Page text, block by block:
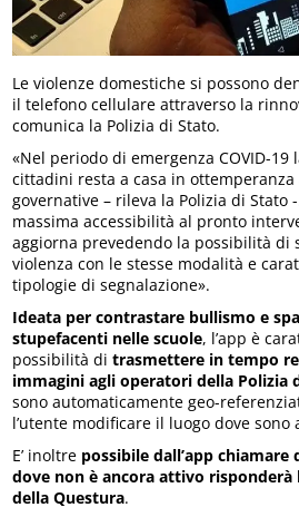
Le violenze domestiche si possono
il telefono cellulare attraverso la
comunica la Polizia di Stato.
«Nel periodo di emergenza COVID-
cittadini resta a casa in
governative – rileva la Polizia di Stato
massima accessibilità al pronto
aggiorna prevedendo la possibilità di
violenza con le stesse modalità e
tipologie di segnalazione».
Ideata per contrastare bullismo e
stupefacenti nelle scuole, l’app è
possibilità ditrasmettere in tempo
immagini agli operatori della Polizia
sono automaticamente geo-
l’utente modificare il luogo dove
E’ inoltre possibile dall’app
dove non è ancora attivo risponderà
della Questura.